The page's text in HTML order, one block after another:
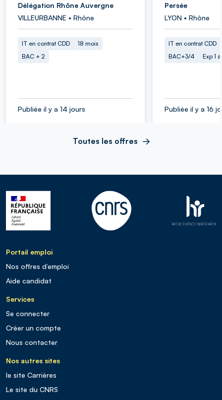
Délégation Rhône Auvergne
VILLEURBANNE • Rhône
IT en contrat CDD
18 mois
BAC + 2
Publiée il y a 14 jours
Persée
LYON • Rhône
IT en contrat CDD
BAC+3/4
Exp 1
Publiée il y a 16
Toutes les offres
Portail emploi
Nos offres d’emploi
Aide candidat
Services
Se connecter
Créer un compte
Nous contacter
Nos autres sites
le site Carrières
Le site du CNRS